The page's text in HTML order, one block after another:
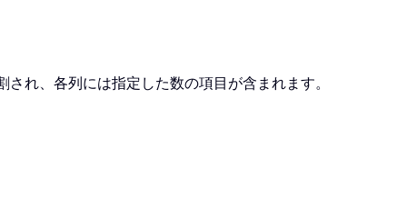
れ、各列には指定した数の項目が含まれます。